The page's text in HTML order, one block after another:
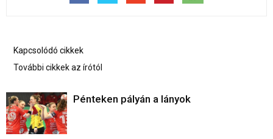
Kapcsolódó cikkek
További cikkek az írótól
Pénteken pályán a lányok